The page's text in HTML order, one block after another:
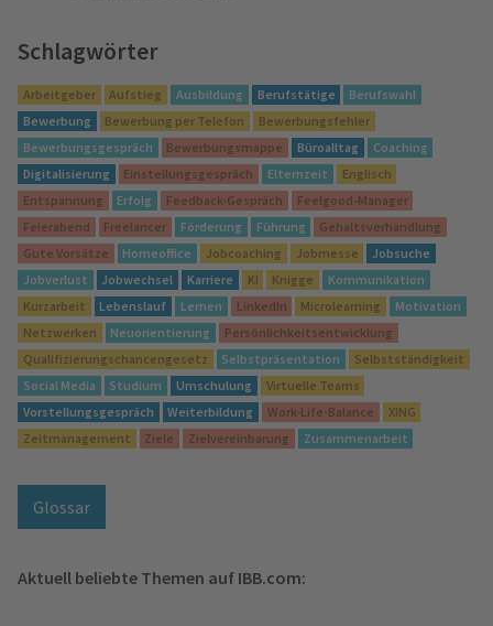
Schlagwörter
Arbeitgeber Aufstieg Ausbildung Berufstätige
Berufswahl
Bewerbung
Bewerbung per Telefon
Bewerbungsfehler
Bewerbungsgespräch
Bewerbungsmappe Büroalltag
Coaching
Digitalisierung
Einstellungsgespräch Elternzeit
Englisch
Entspannung
Erfolg Feedback-Gespräch
Feelgood-Manager
Feierabend
Freelancer Förderung Führung
Gehaltsverhandlung
Gute Vorsätze
Homeoffice Jobcoaching Jobmesse
Jobsuche
Jobverlust
Jobwechsel Karriere KI Knigge
Kommunikation
Kurzarbeit
Lebenslauf Lernen LinkedIn Microlearning
Motivation
Netzwerken
Neuorientierung
Persönlichkeitsentwicklung
Qualifizierungschancengesetz
Selbstpräsentation
Selbstständigkeit
Social Media
Studium Umschulung
Virtuelle Teams
Vorstellungsgespräch
Weiterbildung Work-Life-Balance
XING
Zeitmanagement
Ziele Zielvereinbarung Zusammenarbeit
Glossar
Aktuell beliebte Themen auf IBB.com: